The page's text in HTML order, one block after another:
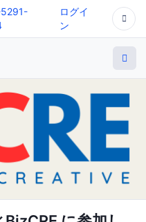
ログイ
ン